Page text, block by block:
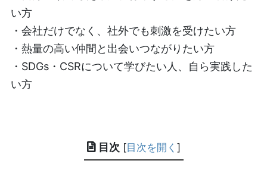
い方
・会社だけでなく、社外でも刺激を受けたい方
・熱量の高い仲間と出会いつながりたい方
・SDGs・CSRについて学びたい人、自ら実践した
い方
目次 [目次を開く ]